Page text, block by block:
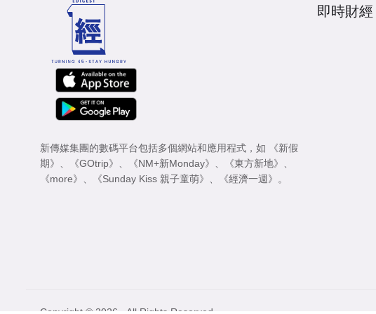
新傳媒集團的數碼平台包括多個網站和應用程式，如
《新假
期》
《GOtrip》 《NM+新Monday》 《東方新地》
《more》
《Sunday Kiss 親子童萌》 《經濟一週》 。
即時財經
Copyright © 2026 - All Rights Reserved